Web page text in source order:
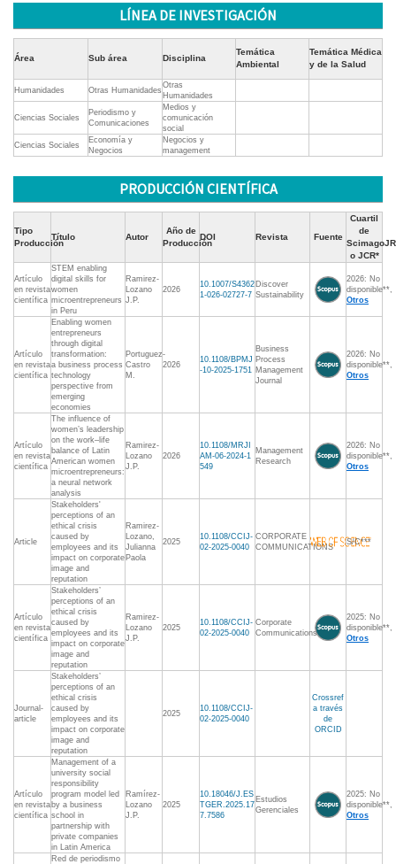
LÍNEA DE INVESTIGACIÓN
Área Sub área Disciplina
Temática
Ambiental
Temática Médica
y de la Salud
Humanidades Otras Humanidades
Otras
Humanidades
Ciencias Sociales
Periodismo y
Comunicaciones
Medios y
comunicación
social
Ciencias Sociales
Economía y
Negocios
Negocios y
management
PRODUCCIÓN CIENTÍFICA
Tipo
Producción
Título Autor
Año de
Producción
DOI Revista Fuente
Cuartil
de
ScimagoJR
o JCR*
Artículo
en revista
científica
STEM enabling
digital skills for
women
microentrepreneurs
in Peru
Ramirez-
Lozano
J.P.
2026
10.1007/S4362
1-026-02727-7
Discover
Sustainability
2026: No
disponible**,
Otros
Artículo
en revista
científica
Enabling women
entrepreneurs
through digital
transformation:
a business process
technology
perspective from
emerging
economies
Portuguez-
Castro
M.
2026
10.1108/BPMJ
-10-2025-1751
Business
Process
Management
Journal
2026: No
disponible**,
Otros
Artículo
en revista
científica
The influence of
women’s leadership
on the work–life
balance of Latin
American women
microentrepreneurs:
a neural network
analysis
Ramirez-
Lozano
J.P.
2026
10.1108/MRJI
AM-06-2024-1
549
Management
Research
2026: No
disponible**,
Otros
Article
Stakeholders'
perceptions of an
ethical crisis
caused by
employees and its
impact on corporate
image and
reputation
Ramirez-
Lozano,
Julianna
Paola
2025
10.1108/CCIJ-
02-2025-0040
CORPORATE
COMMUNICATIONS
S/C***
Artículo
en revista
científica
Stakeholders’
perceptions of an
ethical crisis
caused by
employees and its
impact on corporate
image and
reputation
Ramirez-
Lozano
J.P.
2025
10.1108/CCIJ-
02-2025-0040
Corporate
Communications
2025: No
disponible**,
Otros
Journal-
article
Stakeholders’
perceptions of an
ethical crisis
caused by
employees and its
impact on corporate
image and
reputation
2025
10.1108/CCIJ-
02-2025-0040
Crossref
a través
de
ORCID
Artículo
en revista
científica
Management of a
university social
responsibility
program model led
by a business
school in
partnership with
private companies
in Latin America
Ramírez-
Lozano
J.P.
2025
10.18046/J.ES
TGER.2025.17
7.7586
Estudios
Gerenciales
2025: No
disponible**,
Otros
Red de periodismo